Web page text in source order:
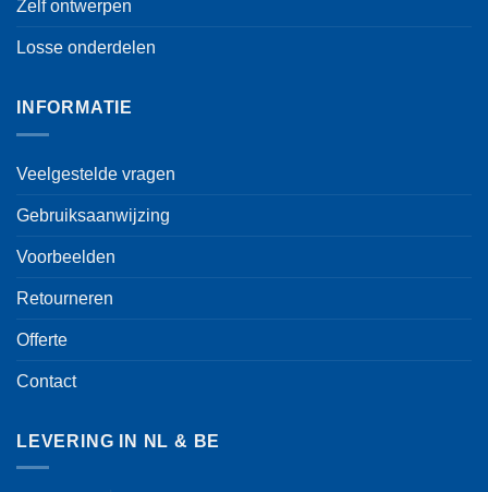
Zelf ontwerpen
Losse onderdelen
INFORMATIE
Veelgestelde vragen
Gebruiksaanwijzing
Voorbeelden
Retourneren
Offerte
Contact
LEVERING IN NL & BE